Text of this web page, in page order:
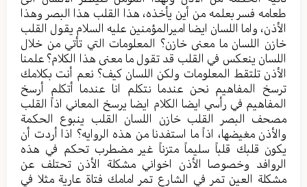
طعامه فسر بعلمه من أين يأخذه، هذا القلب هذا البصر وهذا
الأذن، واما اللسان ايضا اميرالمؤمنين عليه السلام يقول القلب
خازن اللسان ما معنى خازن؟ المعلومات التي تأتي من خلال
اللسان ينعكس في القلب قد تقول ما معنى هذا الكلام؟ علمنا
الأذن تلتقط المعلومات ولكن اللسان كيف؟ نعم أنت بكلامك
ترسخ المفاهيم نحن عندما نتكلم انا عندما أتكلم أرسخ
المفاهيم في رأسي ايضا الكلام ايضا يرسخ المعاني اذاً القلب
مصحف البصر القلب خازن اللسان القلب ينبوع الحكمة
والأذن مغيضها، اذاً ما استفدنا من هذه الروايه؟ اذا أردت أن
يكون قلبك قلباً سليماً متزناً غير مضطرب تحكم في هذه
الروافد وخصوصا الأذن اخواني مشكلة الأذن تحتلف عن
مشكلة العين تمر في الشارع تمر امامك فتاة عارية مثلا في